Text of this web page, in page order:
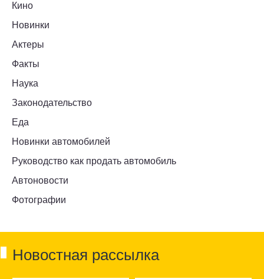
Кино
Новинки
Актеры
Факты
Наука
Законодательство
Еда
Новинки автомобилей
Руководство как продать автомобиль
Автоновости
Фотографии
Новостная рассылка